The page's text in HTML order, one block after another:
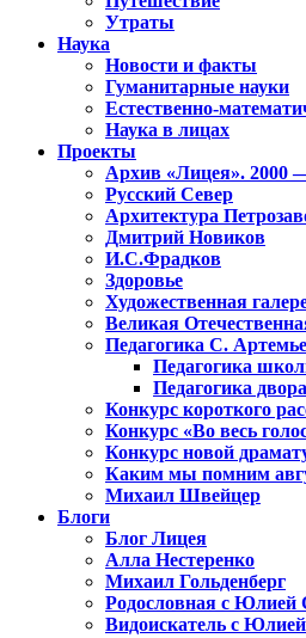
Утраты
Наука
Новости и факты
Гуманитарные науки
Естественно-
Наука в лицах
Проекты
Архив «Лицея». 2000
Русский Север
Архитектура
Дмитрий Новиков
И.С.Фрадков
Здоровье
Художественная
Великая
Педагогика С.
Педагогика
Педагогика двора
Конкурс короткого
Конкурс «Во весь
Конкурс новой
Каким мы помним
Михаил Швейцер
Блоги
Блог Лицея
Алла Нестеренко
Михаил Гольденберг
Родословная с Юлией
Видоискатель с